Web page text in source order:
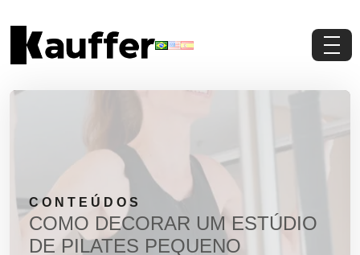
CONTEÚDOS
COMO DECORAR UM ESTÚDIO
DE PILATES PEQUENO